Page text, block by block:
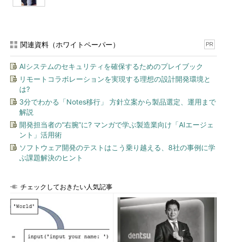
「気概のある」ITエンジニアであれば自らの可能性を拡大し
ていける
さて、そんなインターネット系ITエンジニアではあるが、求人
企業側はどのような人材を求めているのだろうか。
必要とされるスキルセットや知識、キャリアとはどのようなも
のなのだろうか。服部さんによれば「スキルセットは通常のSIer
のエンジニアと変わりません」とのこと。「Javaでの開発が多
いため、サーバサイドまでを含めたJavaの知識があれば非常に
市場価値は高くなります。ただ、いまは『とにかく人が欲しい』
め、C言語やVB（Visual Basic）の経験があればいいという企業
服部さんは「スキルや知識、経験よりももっと企業が重視して
いることがあります」と指摘する。「ずばり、そのITエンジニア
の『やる気』です。『気持ちのある』エンジニアが欲しいという
関連資料（ホワイトペーパー） PR
AIシステムのセキュリティを確保するためのプレイブック
リモートコラボレーションを実現する理想の設計開発環境と
は?
3分でわかる「Notes移行」 方針立案から製品選定、運用まで
解説
開発担当者の“右腕”に? マンガで学ぶ製造業向け「AIエージェ
ント」活用術
ソフトウェア開発のテストはこう乗り越える、8社の事例に学
ぶ課題解決のヒント
チェックしておきたい人気記事